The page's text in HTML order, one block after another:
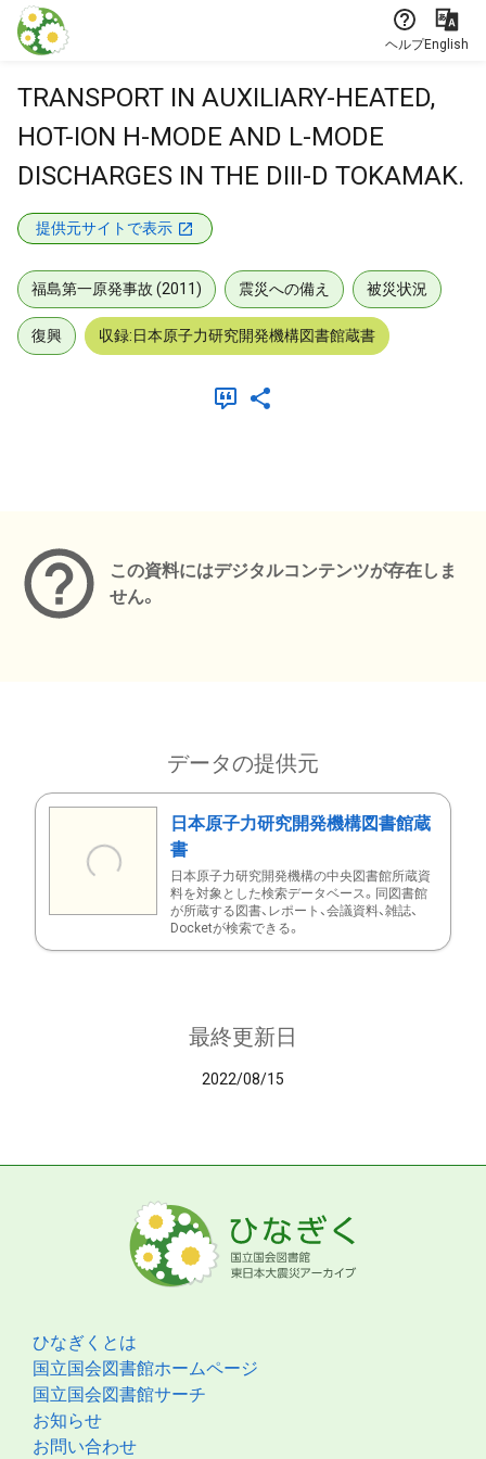
本文に飛ぶ
ヘルプEnglish
TRANSPORT IN AUXILIARY-HEATED,
HOT-ION H-MODE AND L-MODE
DISCHARGES IN THE DIII-D TOKAMAK.
提供元サイトで表示
福島第一原発事故 (2011) 震災への備え 被災状況
復興 収録:日本原子力研究開発機構図書館蔵書
この資料にはデジタルコンテンツが存在しま
せん。
データの提供元
日本原子力研究開発機構図書館蔵
書
日本原子力研究開発機構の中央図書館所蔵資
料を対象とした検索データベース。同図書館
が所蔵する図書、レポート、会議資料、雑誌、
Docketが検索できる。
最終更新日
2022/08/15
ひなぎくとは
国立国会図書館ホームページ
国立国会図書館サーチ
お知らせ
お問い合わせ